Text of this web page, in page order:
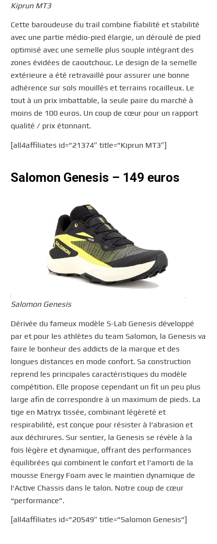
Kiprun MT3
Cette baroudeuse du trail combine fiabilité et stabilité
avec une partie médio-pied élargie, un déroulé de pied
optimisé avec une semelle plus souple intégrant des
zones évidées de caoutchouc. Le design de la semelle
extérieure a été retravaillé pour assurer une bonne
adhérence sur sols mouillés et terrains rocailleux. Le
tout à un prix imbattable, la seule paire du marché à
moins de 100 euros. Un coup de cœur pour un rapport
qualité / prix étonnant.
[all4affiliates id=”21374″ title=”Kiprun MT3″]
Salomon Genesis – 149 euros
Salomon Genesis
Dérivée du fameux modèle S-Lab Genesis développé
par et pour les athlètes du team Salomon, la Genesis va
faire le bonheur des addicts de la marque et des
longues distances en mode confort. Sa construction
reprend les principales caractéristiques du modèle
compétition. Elle propose cependant un fit un peu plus
large afin de correspondre à un maximum de pieds. La
tige en Matryx tissée, combinant légèreté et
respirabilité, est conçue pour résister à l’abrasion et
aux déchirures. Sur sentier, la Genesis se révèle à la
fois légère et dynamique, offrant des performances
équilibrées qui combinent le confort et l’amorti de la
mousse Energy Foam avec le maintien dynamique de
l’Active Chassis dans le talon. Notre coup de cœur
“performance”.
[all4affiliates id=”20549″ title=”Salomon Genesis”]